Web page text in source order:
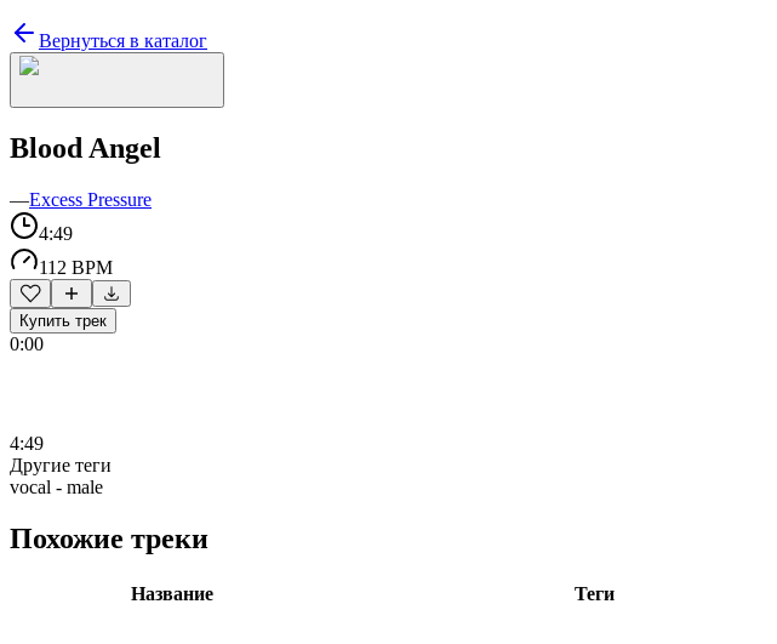
Вернуться в каталог
Blood Angel
—Excess Pressure
4:49
112 BPM
Купить трек
0:00
4:49
Другие теги
vocal - male
Похожие треки
Название Теги